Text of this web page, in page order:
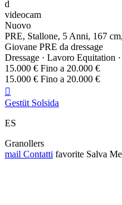
d
videocam
Nuovo
PRE, Stallone, 5 Anni, 167
Giovane PRE da dressage
Dressage · Lavoro Equitation
15.000 € Fino a 20.000 €
15.000 € Fino a 20.000 €

Gestüt Solsida
ES
Granollers
mail Contatti favorite Salva